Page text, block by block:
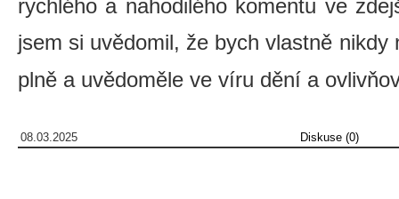
rychlého a nahodilého komentu ve
jsem si uvědomil, že bych vlastně nikdy
plně a uvědoměle ve víru dění a
08.03.2025 Diskuse (0)